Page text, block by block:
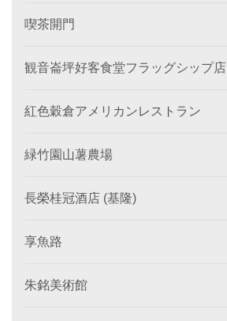
喫茶開門
観音崙坪好客食堂フラッグシップ店
紅色穀倉アメリカンレストラン
緑竹園山薯農場
長榮桂冠酒店 (基隆)
享魚路
朱銘美術館